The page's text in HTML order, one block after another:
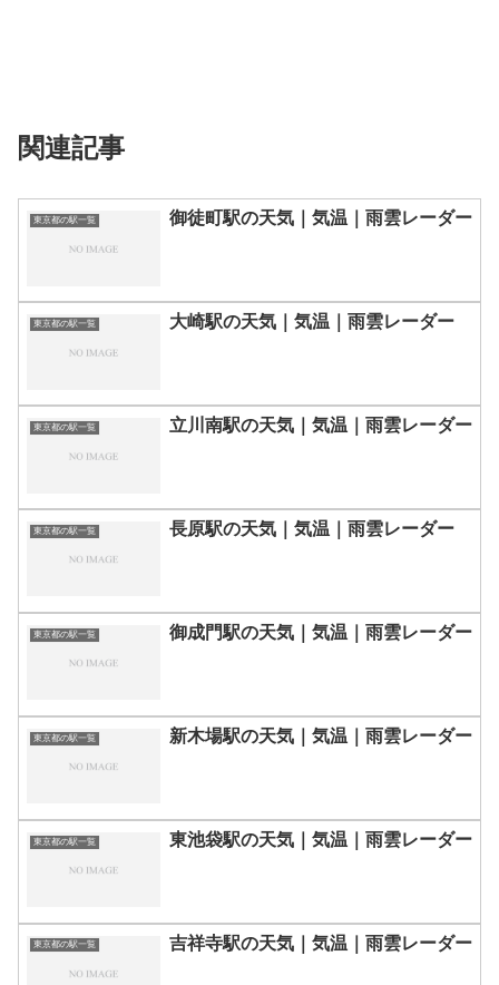
関連記事
東京都の駅一覧 御徒町駅の天気｜気温｜雨雲レーダー
東京都の駅一覧 大崎駅の天気｜気温｜雨雲レーダー
東京都の駅一覧 立川南駅の天気｜気温｜雨雲レーダー
東京都の駅一覧 長原駅の天気｜気温｜雨雲レーダー
東京都の駅一覧 御成門駅の天気｜気温｜雨雲レーダー
東京都の駅一覧 新木場駅の天気｜気温｜雨雲レーダー
東京都の駅一覧 東池袋駅の天気｜気温｜雨雲レーダー
東京都の駅一覧 吉祥寺駅の天気｜気温｜雨雲レーダー